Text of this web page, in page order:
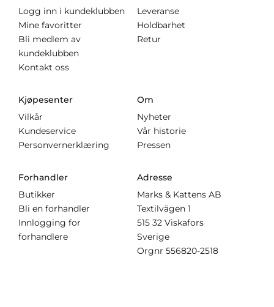
Logg inn i kundeklubben
Mine favoritter
Bli medlem av
kundeklubben
Kontakt oss
Leveranse
Holdbarhet
Retur
Kjøpesenter
Vilkår
Kundeservice
Personvernerklæring
Om
Nyheter
Vår historie
Pressen
Forhandler
Butikker
Bli en forhandler
Innlogging for
forhandlere
Adresse
Marks & Kattens AB
Textilvägen 1
515 32 Viskafors
Sverige
Orgnr 556820-2518